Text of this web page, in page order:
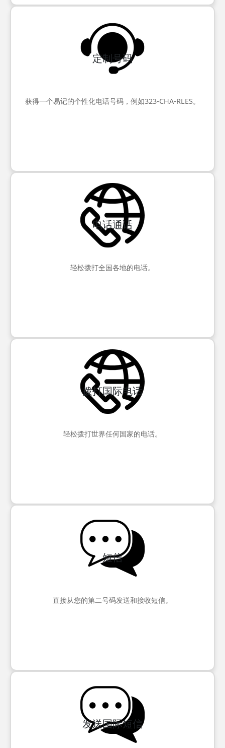
定制号码
获得一个易记的个性化电话号码，例如323-CHA-RLES。
电话通话
轻松拨打全国各地的电话。
拨打国际电话
轻松拨打世界任何国家的电话。
短信
直接从您的第二号码发送和接收短信。
发送国际短信